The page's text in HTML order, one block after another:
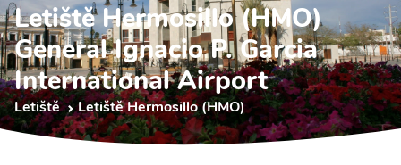
Letiště Hermosillo (HMO)
General Ignacio P. Garcia
International Airport
Letiště Letiště Hermosillo (HMO)